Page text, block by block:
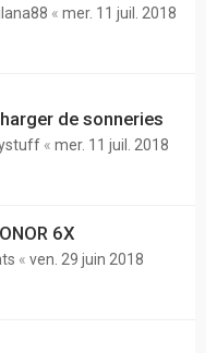
« mer. 11 juil. 2018
de sonneries
« mer. 11 juil. 2018
6X
« ven. 29 juin 2018